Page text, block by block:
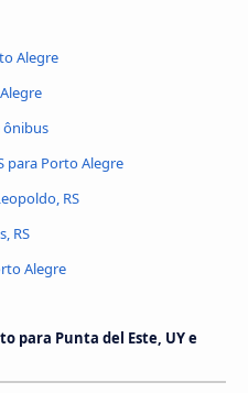
Alegre
ônibus
para Porto Alegre
RS
RS
Alegre
para Punta del Este, UY e